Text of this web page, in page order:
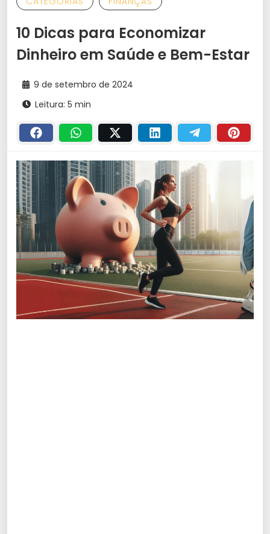
10 Dicas para Economizar
Dinheiro em Saúde e Bem-Estar
9 de setembro de 2024
Leitura: 5 min